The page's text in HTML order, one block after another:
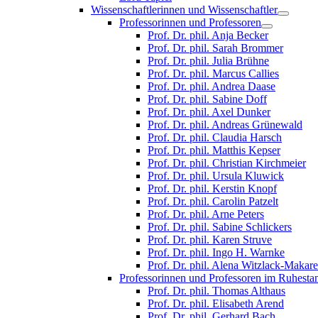
Wissenschaftlerinnen und Wissenschaftler
Professorinnen und Professoren
Prof. Dr. phil. Anja Becker
Prof. Dr. phil. Sarah Brommer
Prof. Dr. phil. Julia Brühne
Prof. Dr. phil. Marcus Callies
Prof. Dr. phil. Andrea Daase
Prof. Dr. phil. Sabine Doff
Prof. Dr. phil. Axel Dunker
Prof. Dr. phil. Andreas Grünewald
Prof. Dr. phil. Claudia Harsch
Prof. Dr. phil. Matthis Kepser
Prof. Dr. phil. Christian Kirchmeier
Prof. Dr. phil. Ursula Kluwick
Prof. Dr. phil. Kerstin Knopf
Prof. Dr. phil. Carolin Patzelt
Prof. Dr. phil. Arne Peters
Prof. Dr. phil. Sabine Schlickers
Prof. Dr. phil. Karen Struve
Prof. Dr. phil. Ingo H. Warnke
Prof. Dr. phil. Alena Witzlack-
Professorinnen und Professoren im
Prof. Dr. phil. Thomas Althaus
Prof. Dr. phil. Elisabeth Arend